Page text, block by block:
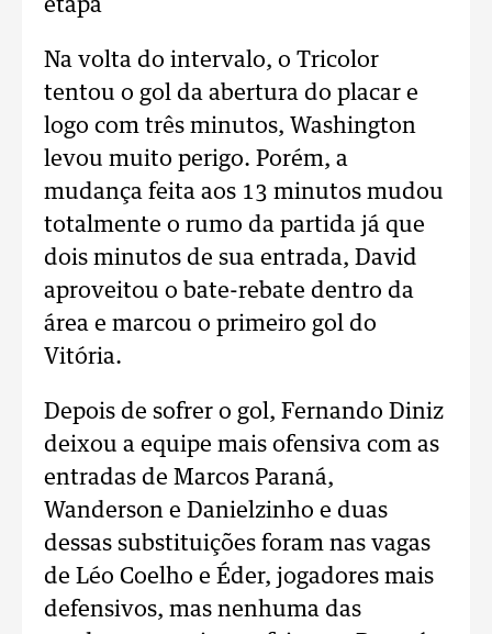
etapa
Na volta do intervalo, o Tricolor
tentou o gol da abertura do placar e
logo com três minutos, Washington
levou muito perigo. Porém, a
mudança feita aos 13 minutos mudou
totalmente o rumo da partida já que
dois minutos de sua entrada, David
aproveitou o bate-rebate dentro da
área e marcou o primeiro gol do
Vitória.
Depois de sofrer o gol, Fernando Diniz
deixou a equipe mais ofensiva com as
entradas de Marcos Paraná,
Wanderson e Danielzinho e duas
dessas substituições foram nas vagas
de Léo Coelho e Éder, jogadores mais
defensivos, mas nenhuma das